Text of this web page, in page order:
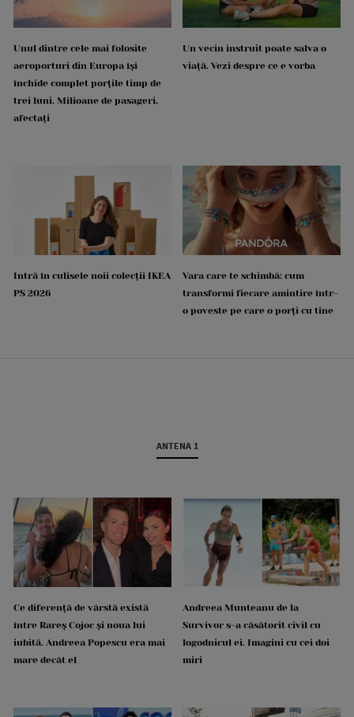
Unul dintre cele mai folosite
aeroporturi din Europa își
închide complet porțile timp de
trei luni. Milioane de pasageri,
afectați
Un vecin instruit poate salva o
viață. Vezi despre ce e vorba
Intră în culisele noii colecții IKEA
PS 2026
Vara care te schimbă: cum
transformi fiecare amintire într-
o poveste pe care o porți cu tine
ANTENA 1
Ce diferență de vârstă există
între Rareș Cojoc și noua lui
iubită. Andreea Popescu era mai
mare decât el
Andreea Munteanu de la
Survivor s-a căsătorit civil cu
logodnicul ei. Imagini cu cei doi
miri